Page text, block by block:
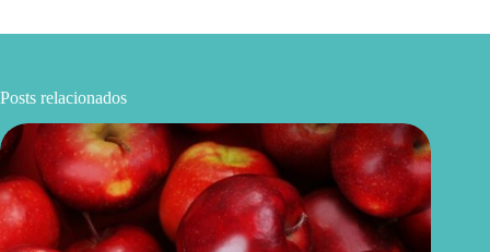
Posts relacionados